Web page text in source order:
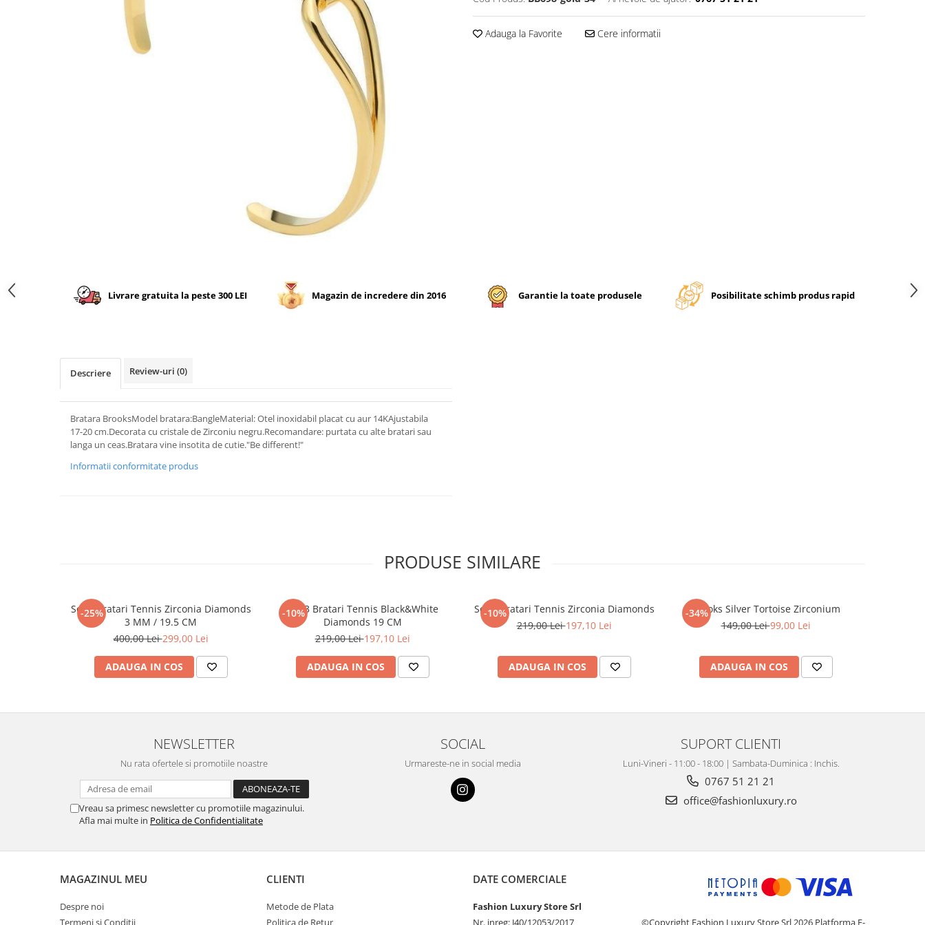
Adauga la Favorite Cere informatii
Livrare gratuita la peste 300 LEI Magazin de incredere din 2016 Garantie la toate produsele Posibilitate schimb produs rapid
Descriere Review-uri (0)
Bratara BrooksModel bratara:BangleMaterial: Otel inoxidabil placat cu aur 14KAjustabila
17-20 cm.Decorata cu cristale de Zirconiu negru.Recomandare: purtata cu alte bratari sau
langa un ceas.Bratara vine insotita de cutie."Be different!"
Informatii conformitate produs
PRODUSE SIMILARE
-25%
Set 5 Bratari Tennis Zirconia Diamonds
3 MM / 19.5 CM
400,00 Lei299,00 Lei
ADAUGA IN COS
-10%
Set 3 Bratari Tennis Black&White
Diamonds 19 CM
219,00 Lei197,10 Lei
ADAUGA IN COS
-10%
Set 3 Bratari Tennis Zirconia Diamonds
219,00 Lei197,10 Lei
ADAUGA IN COS
-34%
Brooks Silver Tortoise Zirconium
149,00 Lei99,00 Lei
ADAUGA IN COS
NEWSLETTER
Nu rata ofertele si promotiile noastre
Vreau sa primesc newsletter cu promotiile magazinului.
Afla mai multe in Politica de Confidentialitate
SOCIAL
Urmareste-ne in social media
SUPORT CLIENTI
Luni-Vineri - 11:00 - 18:00 | Sambata-Duminica : Inchis.
0767 51 21 21
office@fashionluxury.ro
MAGAZINUL MEU
Despre noi
Termeni si Conditii
CLIENTI
Metode de Plata
Politica de Retur
DATE COMERCIALE
Fashion Luxury Store Srl
Nr. inreg: J40/12053/2017
©Copyright Fashion Luxury Store Srl 2026 Platforma E-